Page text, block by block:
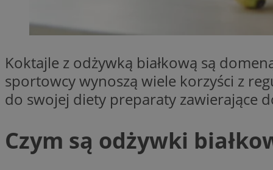
Koktajle z odżywką białkową są
sportowcy wynoszą wiele korzyści z
do swojej diety preparaty zawierające
Czym są odżywki Nazwa
Nazwa